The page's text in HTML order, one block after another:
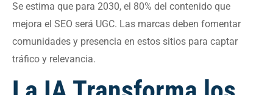
Se estima que para 2030, el 80% del contenido que
mejora el SEO será UGC. Las marcas deben fomentar
comunidades y presencia en estos sitios para captar
tráfico y relevancia.